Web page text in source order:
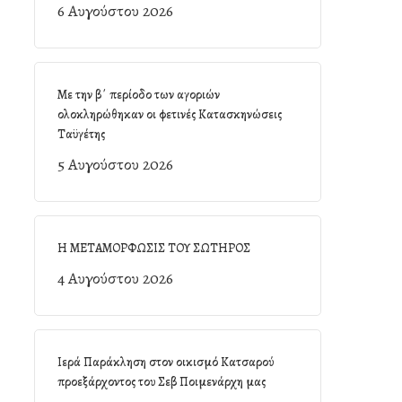
6 Αυγούστου 2026
Με την β΄ περίοδο των αγοριών
ολοκληρώθηκαν οι φετινές Κατασκηνώσεις
Ταϋγέτης
5 Αυγούστου 2026
Η ΜΕΤΑΜΟΡΦΩΣΙΣ ΤΟΥ ΣΩΤΗΡΟΣ
4 Αυγούστου 2026
Ιερά Παράκληση στον οικισμό Κατσαρού
προεξάρχοντος του Σεβ Ποιμενάρχη μας